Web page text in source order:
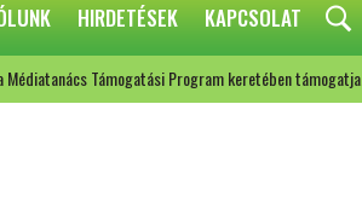
HIRDETÉSEK KAPCSOLAT
Támogatási Program keretében támogatja.